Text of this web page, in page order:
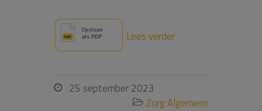
Lees verder
 25 september 2023
 Zorg Algemeen